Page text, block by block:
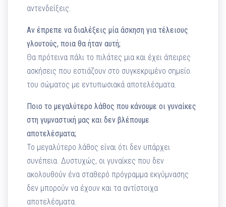
αντενδείξεις.
Αν έπρεπε να διαλέξεις μία άσκηση για τέλειους
γλουτούς, ποια θα ήταν αυτή;
Θα πρότεινα πάλι το πιλάτες μια και έχει άπειρες
ασκήσεις που εστιάζουν στο συγκεκριμένο σημείο
του σώματος με εντυπωσιακά αποτελέσματα.
Ποιο το μεγαλύτερο λάθος που κάνουμε οι γυναίκες
στη γυμναστική μας και δεν βλέπουμε
αποτελέσματα;
Το μεγαλύτερο λάθος είναι ότι δεν υπάρχει
συνέπεια. Δυστυχώς, οι γυναίκες που δεν
ακολουθούν ένα σταθερό πρόγραμμα εκγύμνασης
δεν μπορούν να έχουν και τα αντίστοιχα
αποτελέσματα.